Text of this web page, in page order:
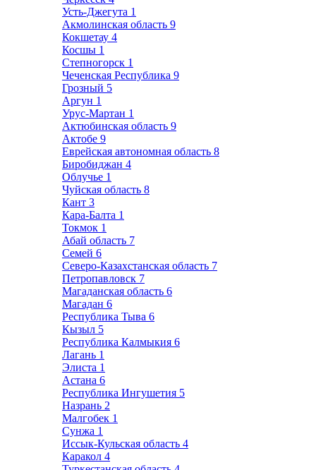
Усть-Джегута 1
Акмолинская область 9
Кокшетау 4
Косшы 1
Степногорск 1
Чеченская Республика 9
Грозный 5
Аргун 1
Урус-Мартан 1
Актюбинская область 9
Актобе 9
Еврейская автономная область 8
Биробиджан 4
Облучье 1
Чуйская область 8
Кант 3
Кара-Балта 1
Токмок 1
Абай область 7
Семей 6
Северо-Казахстанская область 7
Петропавловск 7
Магаданская область 6
Магадан 6
Республика Тыва 6
Кызыл 5
Республика Калмыкия 6
Лагань 1
Элиста 1
Астана 6
Республика Ингушетия 5
Назрань 2
Малгобек 1
Сунжа 1
Иссык-Кульская область 4
Каракол 4